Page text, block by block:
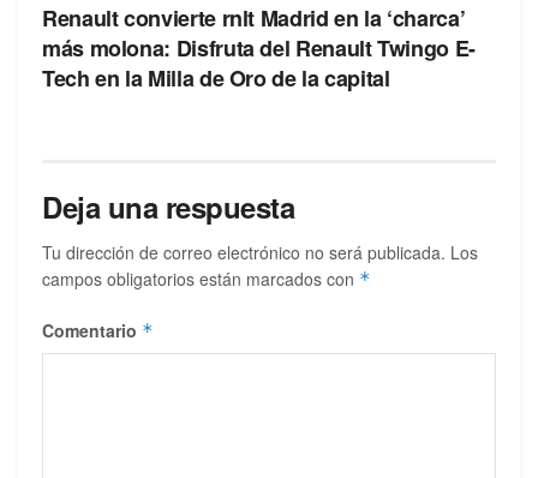
Renault convierte rnlt Madrid en la ‘charca’
más molona: Disfruta del Renault Twingo E-
Tech en la Milla de Oro de la capital
Deja una respuesta
Tu dirección de correo electrónico no será publicada. Los
campos obligatorios están marcados con *
Comentario *